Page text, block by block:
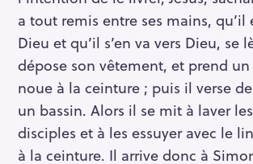
a tout remis entre ses mains, qu’il
Dieu et qu’il s’en va vers Dieu, se
dépose son vêtement, et prend
noue à la ceinture ; puis il verse
un bassin. Alors il se mit à laver
disciples et à les essuyer avec le
à la ceinture. Il arrive donc à